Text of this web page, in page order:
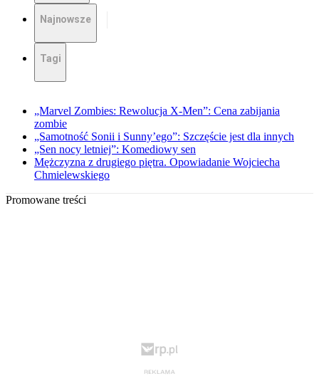
Najnowsze
Tagi
„Marvel Zombies: Rewolucja X-Men”: Cena zabijania
zombie
„Samotność Sonii i Sunny’ego”: Szczęście jest dla innych
„Sen nocy letniej”: Komediowy sen
Mężczyzna z drugiego piętra. Opowiadanie Wojciecha
Chmielewskiego
Promowane treści